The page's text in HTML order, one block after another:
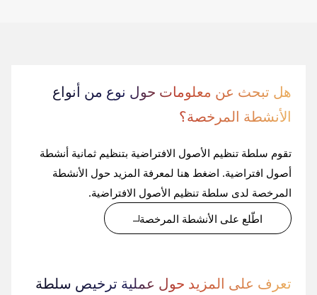
هل تبحث عن معلومات حول نوع من أنواع
الأنشطة المرخصة؟
تقوم سلطة تنظيم الأصول الافتراضية بتنظيم ثمانية أنشطة
أصول افتراضية. اضغط هنا لمعرفة المزيد حول الأنشطة
المرخصة لدى سلطة تنظيم الأصول الافتراضية.
اطّلع على الأنشطة المرخصة
تعرف على المزيد حول عملية ترخيص سلطة